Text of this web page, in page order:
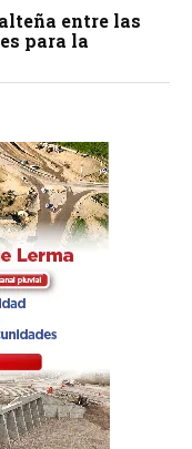
entre las
para la